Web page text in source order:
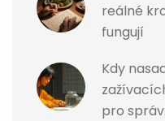
reálné
fungují
Kdy
pro